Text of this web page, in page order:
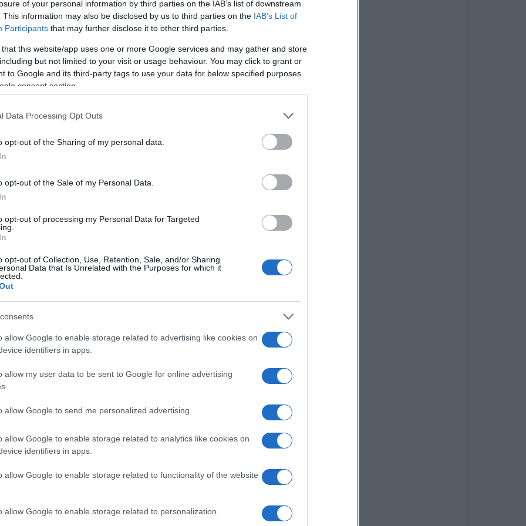
of your personal information by third parties on the IAB’s list of downstream
This information may also be disclosed by us to third parties on the IAB’s List of
Participants that may further disclose it to other third parties.
that this website/app uses one or more Google services and may gather and store
but not limited to your visit or usage behaviour. You may click to grant or
to Google and its third-party tags to use your data for below specified purposes
consent section.
Data Processing Opt Outs
opt-out of the Sharing of my personal data.
opt-out of the Sale of my Personal Data.
opt-out of processing my Personal Data for Targeted
opt-out of Collection, Use, Retention, Sale, and/or Sharing
Data that Is Unrelated with the Purposes for which it
allow Google to enable storage related to advertising like cookies on
identifiers in apps.
allow my user data to be sent to Google for online advertising
allow Google to send me personalized advertising.
allow Google to enable storage related to analytics like cookies on
identifiers in apps.
allow Google to enable storage related to functionality of the website
allow Google to enable storage related to personalization.
strategico
indicate dal presidente della Regione,
traformazione,competenzee
con maggiore tempestività i
imprese, dalle associazioni di categoria e dalle
strumenti formativi e politiche del lavoro in
tessuto produttivo pugliese.
di testare un nuovo modello organizzativo
sperimentazione è concepita per affiancare le
aggiuntiva di aggiornamento continuo. In
della soluzione e introdurre eventuali
implementazione definitiva.